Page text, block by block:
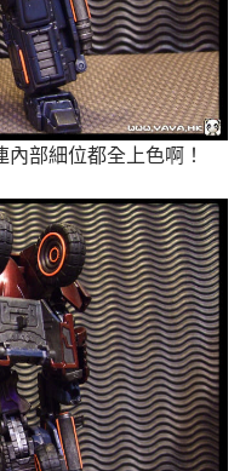
部細位都全上色啊！